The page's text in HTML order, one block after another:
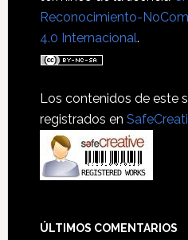
Reconocimiento-
4.0 Internacional.
Los contenidos de este
registrados en
ÚLTIMOS COMENTARIOS